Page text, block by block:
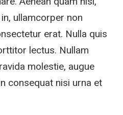
ullamcorper non
erat. Nulla quis
lectus. Nullam
molestie, augue
consequat nisi urna et